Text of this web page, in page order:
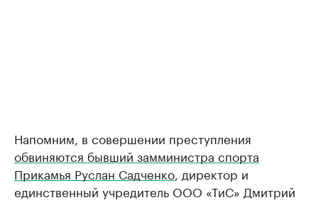
Напомним, в совершении преступления
обвиняются бывший замминистра спорта
Прикамья Руслан Садченко , директор и
единственный учредитель ООО «ТиС» Дмитрий